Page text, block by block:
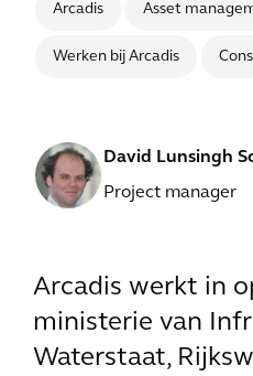
Arcadis Asset
Werken bij Arcadis
David Lunsingh
Project manager
Arcadis werkt in
ministerie van
Waterstaat,